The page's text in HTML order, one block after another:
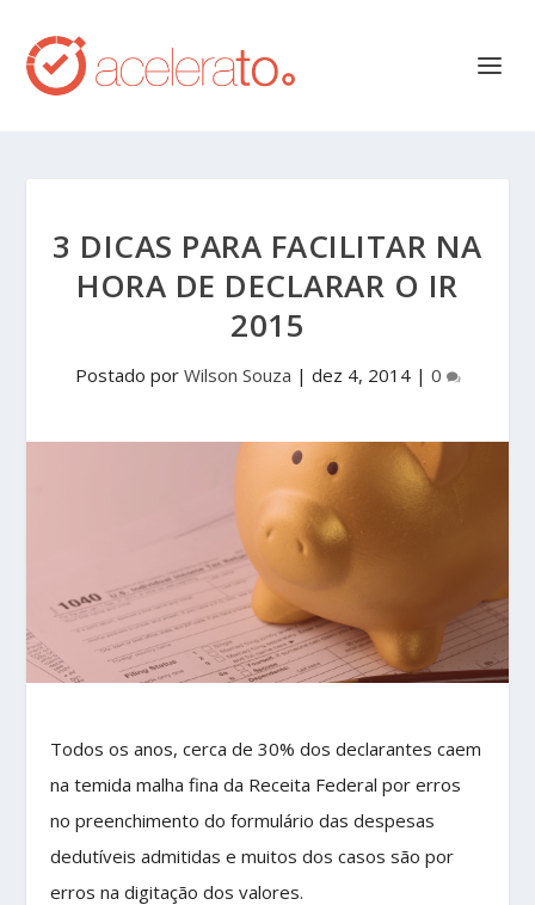
3 DICAS PARA FACILITAR NA
HORA DE DECLARAR O IR
2015
Postado por Wilson Souza | dez 4, 2014| 0
Todos os anos, cerca de 30% dos declarantes caem
na temida malha fina da Receita Federal por erros
no preenchimento do formulário das despesas
dedutíveis admitidas e muitos dos casos são por
erros na digitação dos valores.